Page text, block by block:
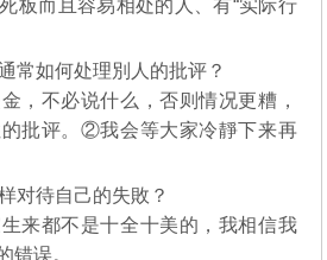
板而且容易相处的人、有“实际行
常如何处理別人的批评？
，不必说什么，否则情况更糟，
批评。②我会等大家冷靜下来再
对待自己的失敗？
来都不是十全十美的，我相信我
错误。